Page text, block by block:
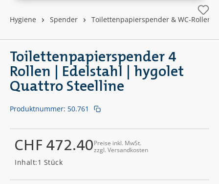
Hygiene Spender Toilettenpapierspender & WC-
Toilettenpapierspender 4
Rollen | Edelstahl | hygolet
Quattro Steelline
Regulärer Preis:
CHF 472.40Preise inkl. MwSt.
zzgl. Versandkosten
Inhalt:1 Stück
Produktnummer: 50.761